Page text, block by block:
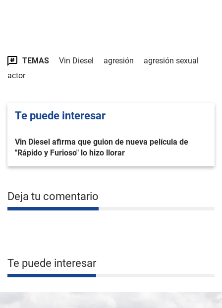
TEMAS Vin Diesel agresión
agresión sexual
actor
Te puede interesar
Vin Diesel afirma que guion de nueva película de
"Rápido y Furioso" lo hizo llorar
Deja tu comentario
Te puede interesar